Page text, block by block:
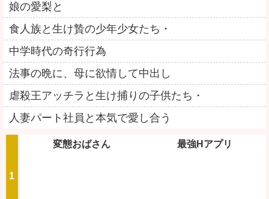
娘の愛梨と
食人族と生け贄の少年少女たち・
中学時代の奇行行為
法事の晩に、母に欲情して中出し
虐殺王アッチラと生け捕りの子供たち・
人妻パート社員と本気で愛し合う
変態おばさん 最強Hアプリ